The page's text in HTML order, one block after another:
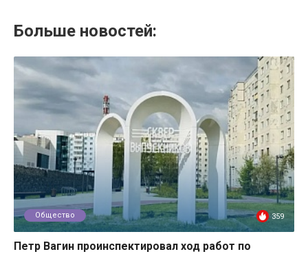
Больше новостей:
Общество 359
Петр Вагин проинспектировал ход работ по